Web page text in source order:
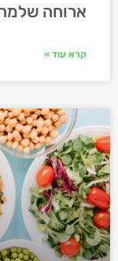
ארוחה
קרא עוד »